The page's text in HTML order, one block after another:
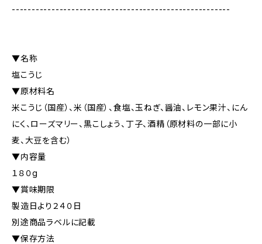
-------------------------------------------------------
▼名称
塩こうじ
▼原材料名
米こうじ（国産）、米（国産）、食塩、玉ねぎ、醤油、レモン果汁、にん
にく、ローズマリー、黒こしょう、丁子、酒精（原材料の一部に小
麦、大豆を含む）
▼内容量
１８０g
▼賞味期限
製造日より２４０日
別途商品ラベルに記載
▼保存方法